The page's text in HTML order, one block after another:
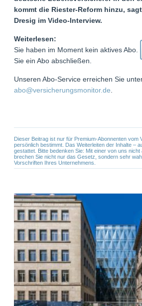
kommt die Riester-Reform hinzu,
Dresig im Video-Interview.
Weiterlesen:
Sie haben im Moment kein aktives Abo.
Sie ein Abo abschließen.
Unseren Abo-Service erreichen Sie
abo@versicherungsmonitor.de
Dieser Beitrag ist nur für Premium-Abonnenten vom
persönlich bestimmt. Das Weiterleiten der Inhalte –
gestattet. Bitte bedenken Sie: Mit einer von uns
brechen Sie nicht nur das Gesetz, sondern sehr
Vorschriften Ihres Unternehmens.